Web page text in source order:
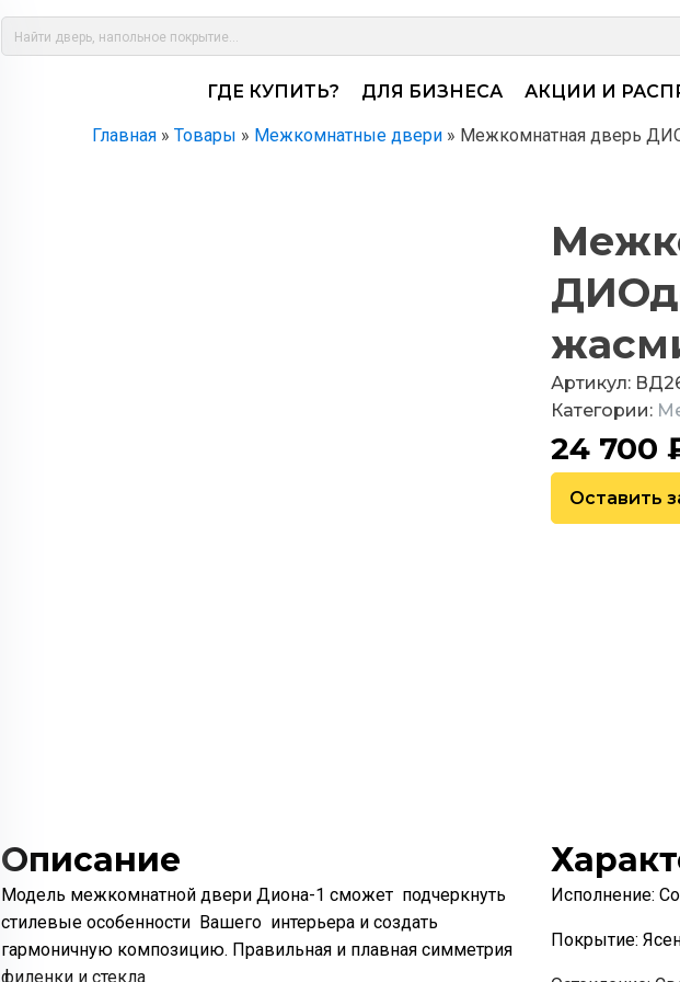
ГДЕ КУПИТЬ? ДЛЯ БИЗНЕСА АКЦИИ И
Главная » Товары » Межкомнатные двери » Межкомнатная дверь
Артикул:
Категории:
24 700
Оставить
Описание
Модель межкомнатной двери Диона-1 сможет подчеркнуть
стилевые особенности Вашего интерьера и создать
гармоничную композицию. Правильная и плавная симметрия
филенки и стекла
Исполнение:
Покрытие: